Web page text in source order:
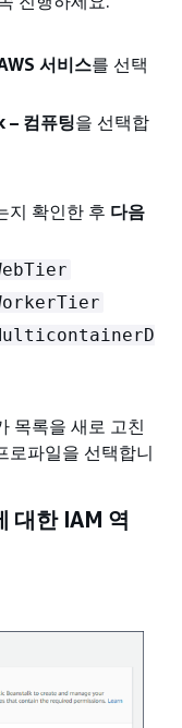
서비스를 선택
컴퓨팅을 선택합
지 확인한 후 다음
목록을 새로 고친
로파일을 선택합니
대한 IAM 역